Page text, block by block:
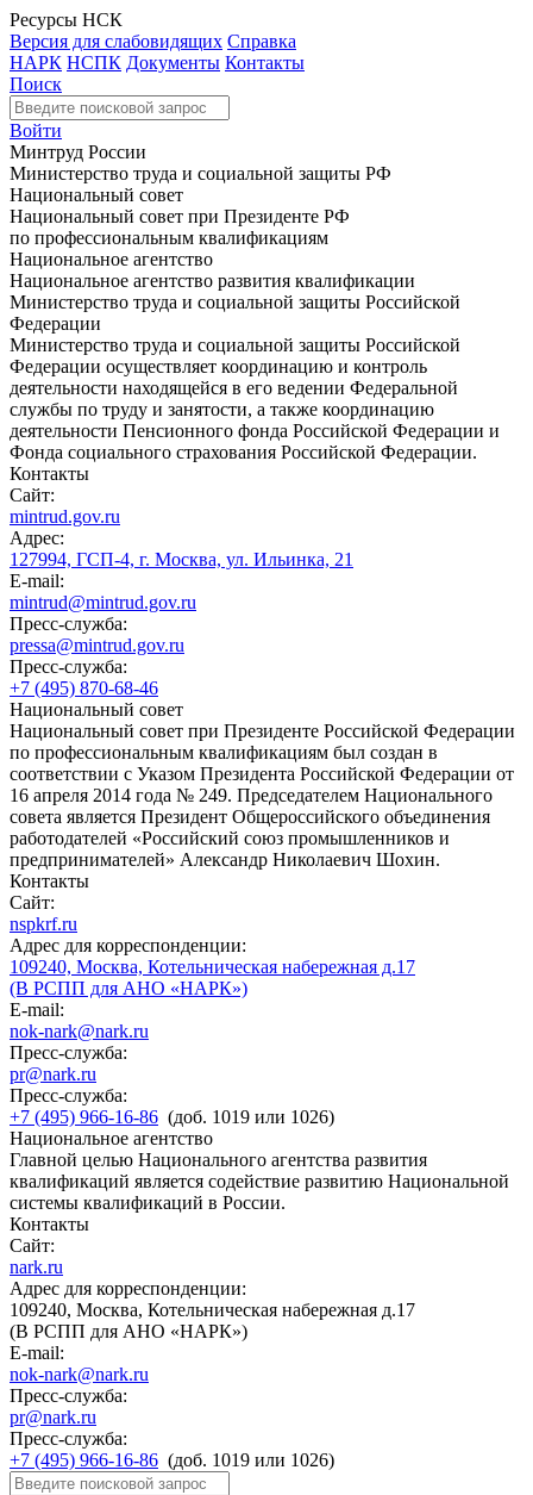
Ресурсы НСК
Версия для слабовидящих Справка
НАРК НСПК Документы Контакты
Поиск
Войти
Минтруд России
Министерство труда и социальной защиты РФ
Национальный совет
Национальный совет при Президенте РФ
по профессиональным квалификациям
Национальное агентство
Национальное агентство развития квалификации
Министерство труда и социальной защиты Российской
Федерации
Министерство труда и социальной защиты Российской
Федерации осуществляет координацию и контроль
деятельности находящейся в его ведении Федеральной
службы по труду и занятости, а также координацию
деятельности Пенсионного фонда Российской Федерации и
Фонда социального страхования Российской Федерации.
Контакты
Сайт:
mintrud.gov.ru
Адрес:
127994, ГСП-4, г. Москва, ул. Ильинка, 21
E-mail:
mintrud@mintrud.gov.ru
Пресс-служба:
pressa@mintrud.gov.ru
Пресс-служба:
+7 (495) 870-68-46
Национальный совет
Национальный совет при Президенте Российской Федерации
по профессиональным квалификациям был создан в
соответствии с Указом Президента Российской Федерации от
16 апреля 2014 года № 249. Председателем Национального
совета является Президент Общероссийского объединения
работодателей «Российский союз промышленников и
предпринимателей» Александр Николаевич Шохин.
Контакты
Сайт:
nspkrf.ru
Адрес для корреспонденции:
109240, Москва, Котельническая набережная д.17
(В РСПП для АНО «НАРК»)
E-mail:
nok-nark@nark.ru
Пресс-служба:
pr@nark.ru
Пресс-служба:
+7 (495) 966-16-86 (доб. 1019 или 1026)
Национальное агентство
Главной целью Национального агентства развития
квалификаций является содействие развитию Национальной
системы квалификаций в России.
Контакты
Сайт:
nark.ru
Адрес для корреспонденции:
109240, Москва, Котельническая набережная д.17
(В РСПП для АНО «НАРК»)
E-mail:
nok-nark@nark.ru
Пресс-служба:
pr@nark.ru
Пресс-служба:
+7 (495) 966-16-86 (доб. 1019 или 1026)